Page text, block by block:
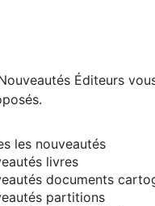
Éditeurs
les nouveautés
livres
documents
partitions